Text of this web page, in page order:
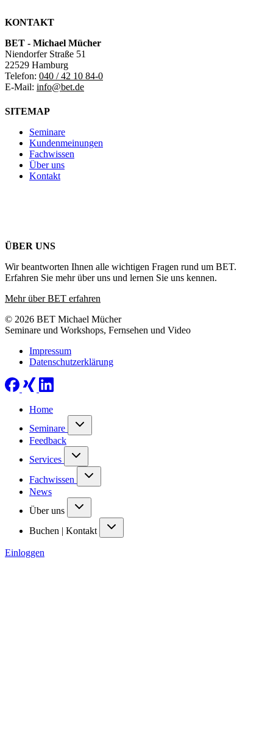
KONTAKT
BET - Michael Mücher
Niendorfer Straße 51
22529 Hamburg
Telefon: 040 / 42 10 84-0
E-Mail: info@bet.de
SITEMAP
Seminare
Kundenmeinungen
Fachwissen
Über uns
Kontakt
ÜBER UNS
Wir beantworten Ihnen alle wichtigen Fragen rund um BET.
Erfahren Sie mehr über uns und lernen Sie uns kennen.
Mehr über BET erfahren
© 2026 BET Michael Mücher
Seminare und Workshops, Fernsehen und Video
Impressum
Datenschutzerklärung
Home
Seminare
Feedback
Services
Fachwissen
News
Über uns
Buchen | Kontakt
Einloggen